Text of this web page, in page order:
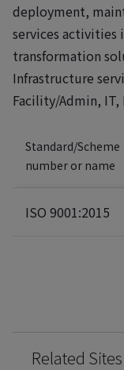
deployment,
services
transformation
Infrastructure
Facility/Admin, IT,
Standard/Scheme
number or name
ISO 9001:2015
Related Sites